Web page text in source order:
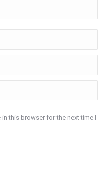
this browser for the next time I